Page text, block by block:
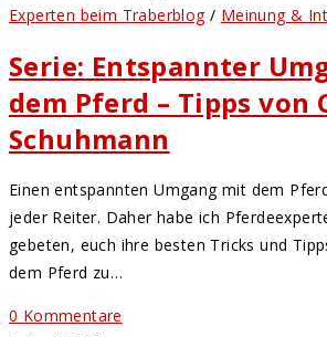
Experten beim Traberblog/ Meinung &
Serie: Entspannter
dem Pferd – Tipps von
Schuhmann
Einen entspannten Umgang mit dem
jeder Reiter. Daher habe ich
gebeten, euch ihre besten Tricks und
dem Pferd zu…
0 Kommentare